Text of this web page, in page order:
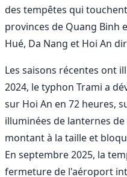
des tempêtes qui
provinces de Quang Binh
Hué, Da Nang et Hoi An
Les saisons récentes ont
2024, le typhon Trami a
sur Hoi An en 72 heures,
illuminées de lanternes
montant à la taille et
En septembre 2025, la
fermeture de l'aéroport